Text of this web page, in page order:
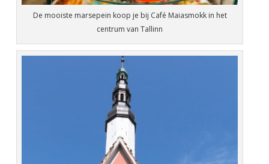
De mooiste marsepein koop je bij Café Maiasmokk in het
centrum van Tallinn